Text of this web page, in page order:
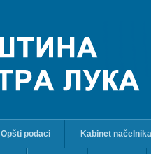
Opšti podaci Kabinet načelnika